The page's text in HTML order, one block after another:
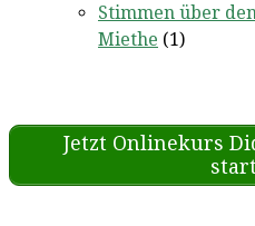
Stimmen über
Miethe (1)
Jetzt Onlinekurs